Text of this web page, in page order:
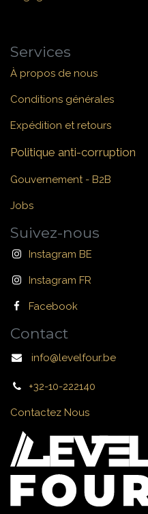
Services
À propos de nous
Conditions générales
Expédition et retours
Politique anti-corruption
Gouvernement - B2B
Jobs
Suivez-nous
Instagram BE
Instagram FR
Facebook
Contact
info@levelfour.be
+32-10-222140
Contactez Nous